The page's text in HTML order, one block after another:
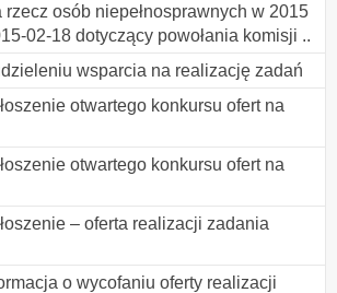
rzecz osób niepełnosprawnych w 2015
02-18 dotyczący powołania komisji ..
wsparcia na realizację zadań
otwartego konkursu ofert na
otwartego konkursu ofert na
– oferta realizacji zadania
o wycofaniu oferty realizacji